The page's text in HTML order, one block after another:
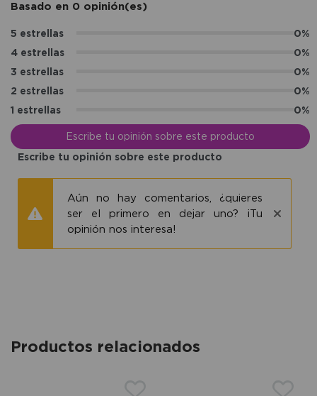
Basado en 0 opinión(es)
5 estrellas
0%
4 estrellas
0%
3 estrellas
0%
2 estrellas
0%
1 estrellas
0%
Escribe tu opinión sobre este producto
Escribe tu opinión sobre este producto
Aún no hay comentarios, ¿quieres
ser el primero en dejar uno? ¡Tu
opinión nos interesa!
Productos relacionados